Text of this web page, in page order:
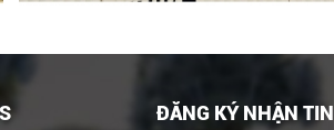
ĐĂNG KÝ NHẬN TIN